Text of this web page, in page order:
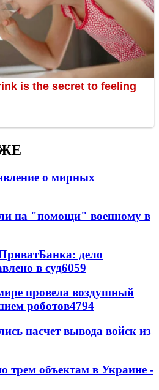
о мирных
на "помощи" военному в
дело
в суд6059
провела воздушный
роботов4794
насчет вывода войск из
трем объектам в Украине -